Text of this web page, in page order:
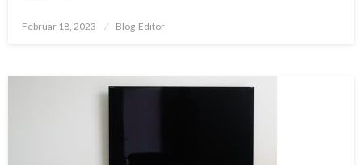
Posted
Februar 18, 2023 Blog-Editor